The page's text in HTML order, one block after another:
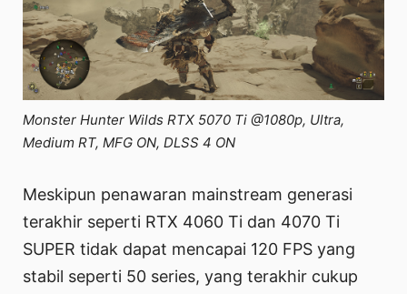
Monster Hunter Wilds RTX 5070 Ti @1080p, Ultra,
Medium RT, MFG ON, DLSS 4 ON
Meskipun penawaran mainstream generasi
terakhir seperti RTX 4060 Ti dan 4070 Ti
SUPER tidak dapat mencapai 120 FPS yang
stabil seperti 50 series, yang terakhir cukup